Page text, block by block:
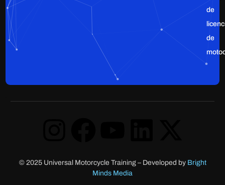
de
de
© 2025 Universal Motorcycle Training– Developed by Bright
Minds Media